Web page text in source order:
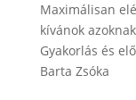
Maximálisan
kívánok
Gyakorlás és
Barta Zsóka